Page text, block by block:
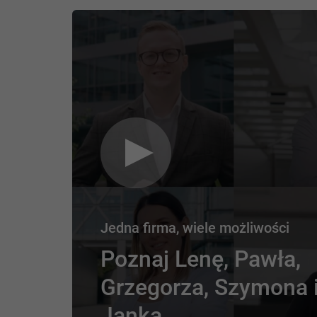
Jedna firma, wiele możliwości
Poznaj Lenę, Pawła,
Grzegorza, Szymona